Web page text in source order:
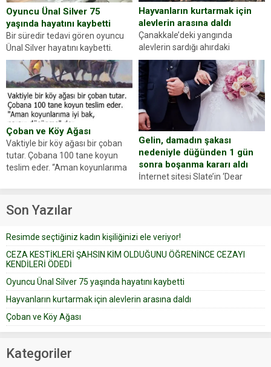
Oyuncu Ünal Silver 75
yaşında hayatını kaybetti
Bir süredir tedavi gören oyuncu
Ünal Silver hayatını kaybetti.
Haberi, oyuncunun menajerlik
ajansı duyurdu. Renda Güner,
sosyal medya hesabında “Usta
Oyuncumuz ve çok değerli
dostumuz...
Hayvanların kurtarmak için
alevlerin arasına daldı
Çanakkale’deki yangında
alevlerin sardığı ahırdaki
hayvanlarını kurtarmak isteyen
Zeki Demir (66) ölümden döndü.
Yüzünde ve ellerinde yanıklar
oluşan Demir, kâbus dolu anları
anlattı… Merkeze bağlı...
Çoban ve Köy Ağası
Vaktiyle bir köy ağası bir çoban
tutar. Çobana 100 tane koyun
teslim eder. “Aman koyunlarıma
Çoban koyunları alır gider. Aylar...
Gelin, damadın şakası
nedeniyle düğünden 1 gün
sonra boşanma kararı aldı
İnternet sitesi Slate’in ‘Dear
Prudence’ isimli tavsiye köşesine
yapıştırdığı için düğünden...
Son Yazılar
Resimde seçtiğiniz kadın kişiliğinizi ele veriyor!
CEZA KESTİKLERİ ŞAHSIN KİM OLDUĞUNU ÖĞRENİNCE CEZAYI
KENDİLERİ ÖDEDİ
Oyuncu Ünal Silver 75 yaşında hayatını kaybetti
Hayvanların kurtarmak için alevlerin arasına daldı
Çoban ve Köy Ağası
Kategoriler